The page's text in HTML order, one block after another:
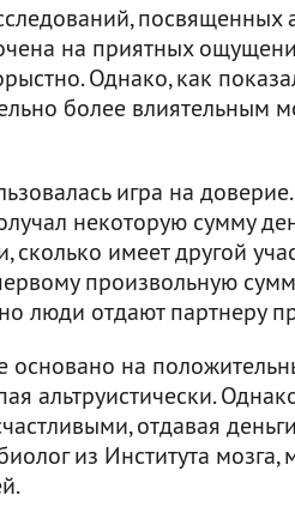
посвященных
на приятных
Однако, как
более влиятельным
игра на
некоторую сумму
сколько имеет другой
произвольную
люди отдают партнеру
основано на
альтруистически.
отдавая
из Института